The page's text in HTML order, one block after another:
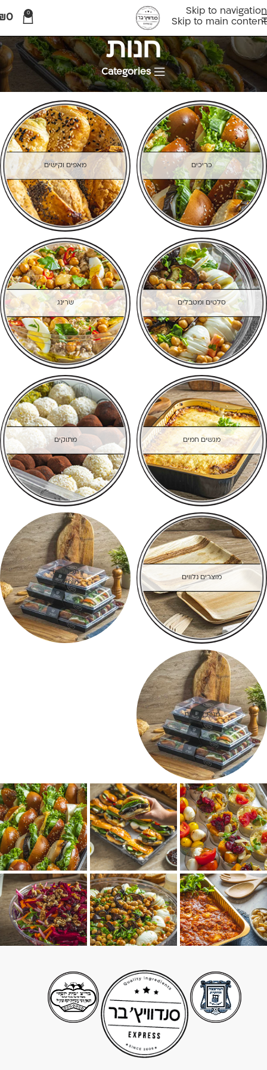
Skip to navigation
Skip to main content
0
0
חנות
Categories
עמוד הבית
חנות
כריכים מאפים וקישים
סלטים ומטבלים שרינג
מגשים חמים מתוקים
מוצרים נלווים
תפריטים
מומלצים
מנות אישיות